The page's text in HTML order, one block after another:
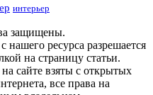
интерьер
защищены.
ресурса разрешается
на страницу статьи.
сайте взяты с открытых
все права на